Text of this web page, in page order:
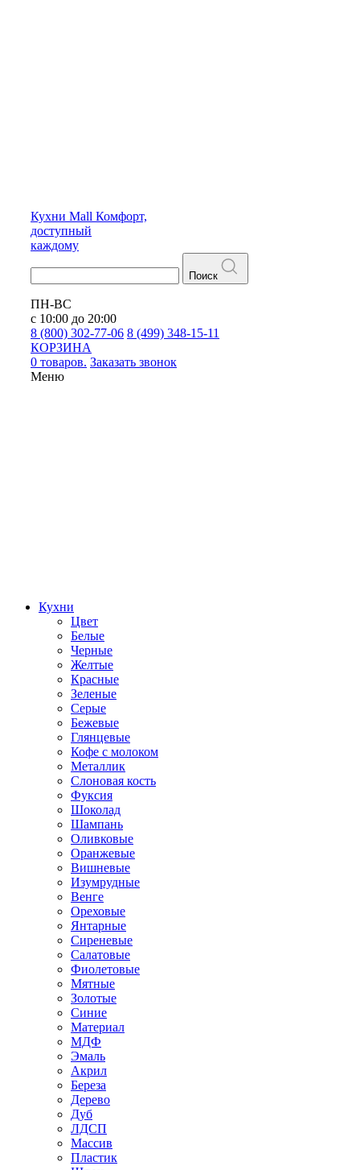
Кухни Mall Комфорт,
доступный
каждому
Поиск
ПН-ВС
с 10:00 до 20:00
8 (800) 302-77-06 8 (499) 348-15-11
КОРЗИНА
0 товаров. Заказать звонок
Меню
Кухни
Цвет
Белые
Черные
Желтые
Красные
Зеленые
Серые
Бежевые
Глянцевые
Кофе с молоком
Металлик
Слоновая кость
Фуксия
Шоколад
Шампань
Оливковые
Оранжевые
Вишневые
Изумрудные
Венге
Ореховые
Янтарные
Сиреневые
Салатовые
Фиолетовые
Мятные
Золотые
Синие
Материал
МДФ
Эмаль
Акрил
Береза
Дерево
Дуб
ЛДСП
Массив
Пластик